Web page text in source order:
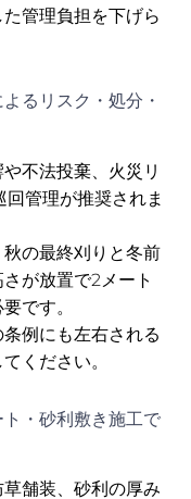
管理負担を下げら
るリスク・処分・
不法投棄、火災リ
管理が推奨されま
の最終刈りと冬前
が放置で2メート
です。
例にも左右される
ください。
・砂利敷き施工で
舗装、砂利の厚み